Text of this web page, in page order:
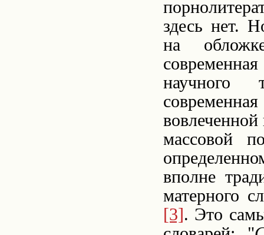
здесь нет.
на
научного
массовой
вполне
матерного
[3]. Это